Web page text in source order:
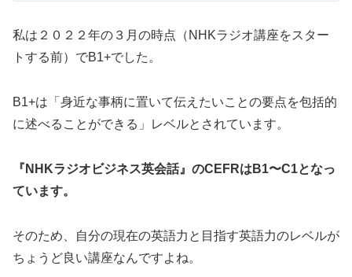
私は２０２２年の３月の時点（NHKラジオ講座をスター
トする前）でB1+でした。
B1+は「身近な事柄に置いて伝えたいことの要点を包括的
に述べることができる」レベルとされています。
『NHKラジオビジネス英会話』のCEFRはB1〜C1となっ
ています。
そのため、自分の現在の英語力と目指す英語力のレベルが
ちょうど良い講座なんですよね。